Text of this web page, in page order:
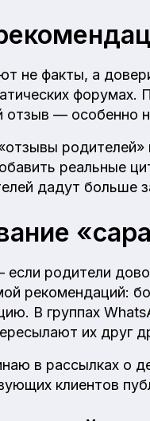
не факты, а
— особенно
родителей»
реальные
дадут больше
родители
рекомендаций:
В группах
их друг
в рассылках о
клиентов